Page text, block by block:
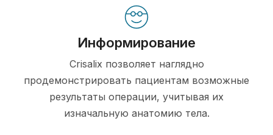
Информирование
Crisalix позволяет наглядно
продемонстрировать пациентам возможные
результаты операции, учитывая их
изначальную анатомию тела.